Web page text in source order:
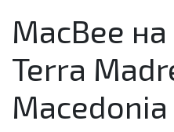
MacBee
Terra
Macedonia